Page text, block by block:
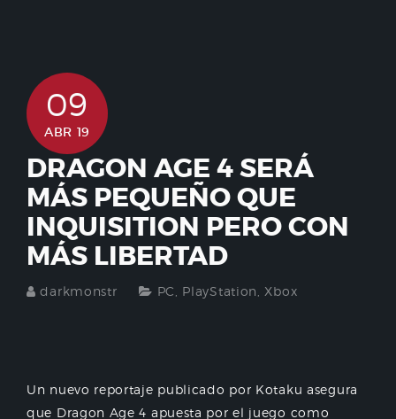
09
ABR 19
DRAGON AGE 4 SERÁ
MÁS PEQUEÑO QUE
INQUISITION PERO CON
MÁS LIBERTAD
darkmonstr PC PlayStation Xbox
Un nuevo reportaje publicado por Kotaku asegura
que Dragon Age 4 apuesta por el juego como